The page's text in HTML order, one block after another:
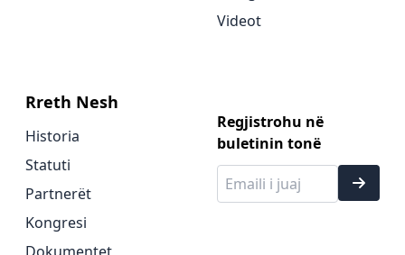
Videot
Rreth Nesh
Historia
Statuti
Partnerët
Kongresi
Regjistrohu në
buletinin tonë